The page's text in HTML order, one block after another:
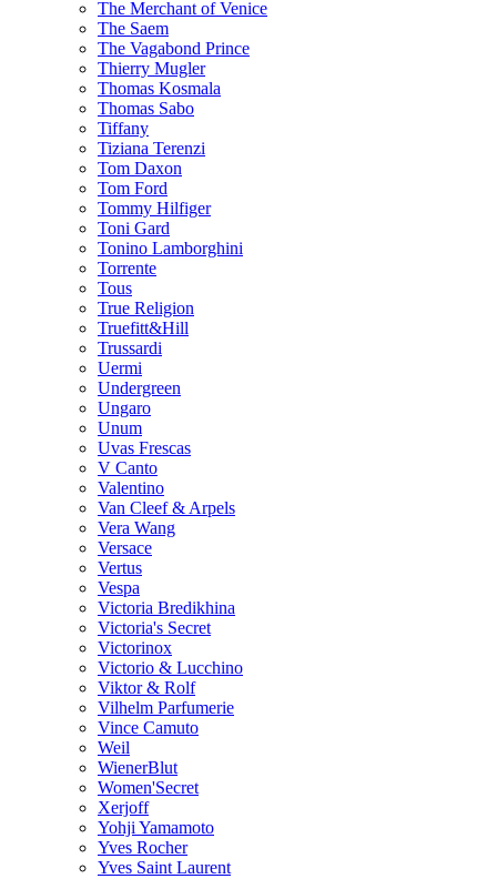
The Merchant of Venice
The Saem
The Vagabond Prince
Thierry Mugler
Thomas Kosmala
Thomas Sabo
Tiffany
Tiziana Terenzi
Tom Daxon
Tom Ford
Tommy Hilfiger
Toni Gard
Tonino Lamborghini
Torrente
Tous
True Religion
Truefitt&Hill
Trussardi
Uermi
Undergreen
Ungaro
Unum
Uvas Frescas
V Canto
Valentino
Van Cleef & Arpels
Vera Wang
Versace
Vertus
Vespa
Victoria Bredikhina
Victoria's Secret
Victorinox
Victorio & Lucchino
Viktor & Rolf
Vilhelm Parfumerie
Vince Camuto
Weil
WienerBlut
Women'Secret
Xerjoff
Yohji Yamamoto
Yves Rocher
Yves Saint Laurent